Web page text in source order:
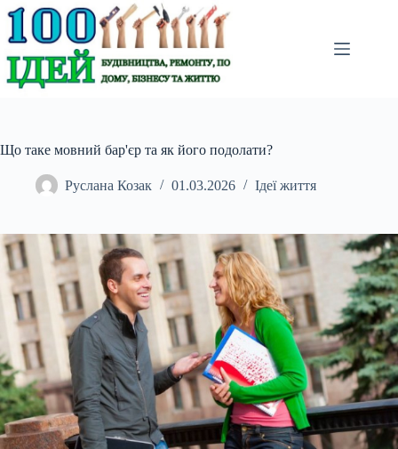
Перейти
до
вмісту
Що таке мовний бар'єр та як його подолати?
Руслана Козак 01.03.2026 Ідеї життя